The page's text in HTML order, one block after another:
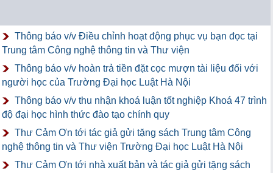
Thông báo v/v Điều chỉnh hoạt động phục vụ bạn đọc tại
Trung tâm Công nghệ thông tin và Thư viện
Thông báo v/v hoàn trả tiền đặt cọc mượn tài liệu đối với
người học của Trường Đại học Luật Hà Nội
Thông báo v/v thu nhận khoá luận tốt nghiệp Khoá 47 trình
độ đại học hình thức đào tạo chính quy
Thư Cảm Ơn tới tác giả gửi tặng sách Trung tâm Công
nghệ thông tin và Thư viện Trường Đại học Luật Hà Nội
Thư Cảm Ơn tới nhà xuất bản và tác giả gửi tặng sách